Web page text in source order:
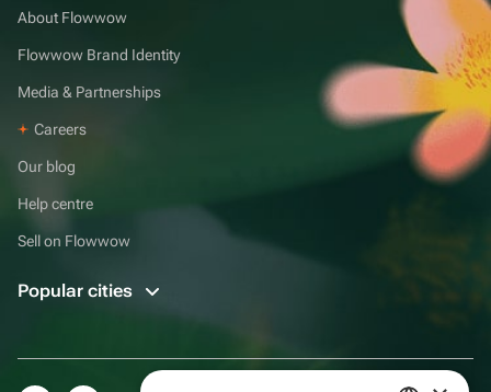
About Flowwow
Flowwow Brand Identity
Media & Partnerships
Careers
Our blog
Help centre
Sell on Flowwow
Popular cities